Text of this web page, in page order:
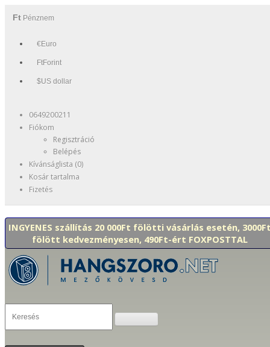
Ft Pénznem
€Euro
FtForint
$US dollar
0649200211
Fiókom
Regisztráció
Belépés
Kívánságlista (0)
Kosár tartalma
Fizetés
INGYENES szállítás 20 000Ft fölötti vásárlás esetén,
fölött kedvezményesen, 490Ft-ért FOXPOSTTAL